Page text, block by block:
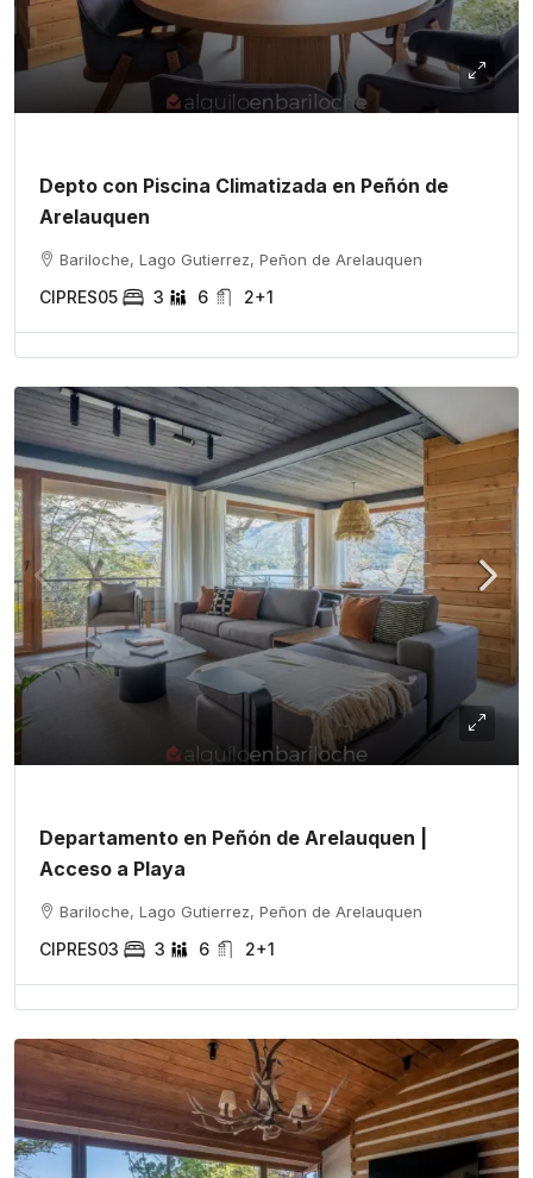
Depto con Piscina Climatizada en Peñón de
Arelauquen
Bariloche, Lago Gutierrez, Peñon de Arelauquen
CIPRES05 3 6 2+1
Departamento en Peñón de Arelauquen |
Acceso a Playa
Bariloche, Lago Gutierrez, Peñon de Arelauquen
CIPRES03 3 6 2+1